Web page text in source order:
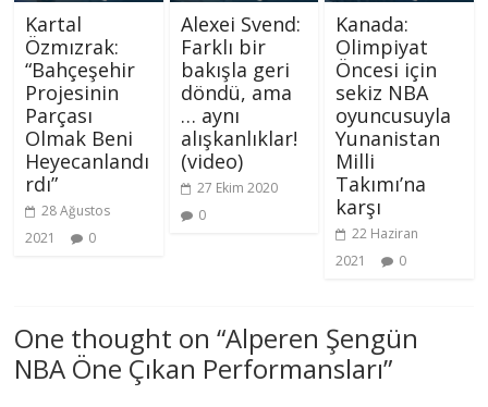
Kartal
Özmızrak:
“Bahçeşehir
Projesinin
Parçası
Olmak Beni
Heyecanlandı
rdı”
28 Ağustos
2021
0
Alexei Svend:
Farklı bir
bakışla geri
döndü, ama
… aynı
alışkanlıklar!
(video)
27 Ekim 2020
0
Kanada:
Olimpiyat
Öncesi için
sekiz NBA
oyuncusuyla
Yunanistan
Milli
Takımı’na
karşı
22 Haziran
2021
0
One thought on “Alperen Şengün
NBA Öne Çıkan Performansları”